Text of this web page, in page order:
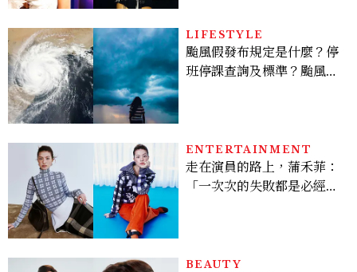
LIFESTYLE
颱風假發布規定是什麼？停
班停課查詢及標準？颱風假
ENTERTAINMENT
走在演員的路上，蒲禾菲：
「一次次的失敗都是必經過
BEAUTY